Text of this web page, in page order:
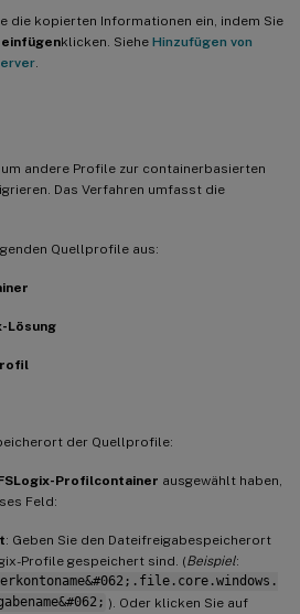
die kopierten Informationen ein, indem Sie
klicken. Siehe Hinzufügen von
andere Profile zur containerbasierten
Das Verfahren umfasst die
Quellprofile aus:
Lösung
der Quellprofile:
Profilcontainer ausgewählt haben,
Feld:
: Geben Sie den Dateifreigabespeicherort
Profile gespeichert sind. (Beispiel:
). Oder klicken Sie auf